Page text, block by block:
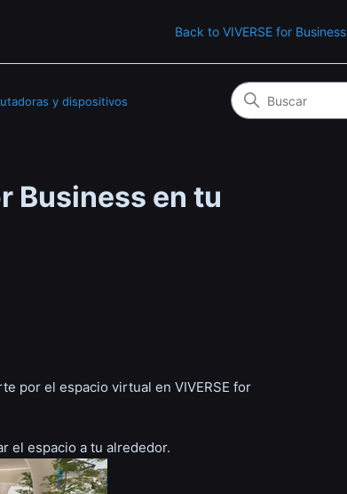
Back to VIVERSE for Business
y dispositivos
Business en tu
por el espacio virtual en VIVERSE for
el espacio a tu alrededor.